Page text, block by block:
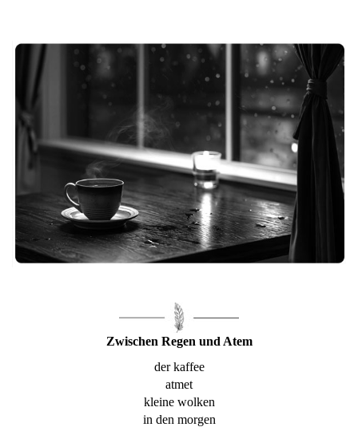
Zwischen Regen und Atem
der kaffee
atmet
kleine wolken
in den morgen